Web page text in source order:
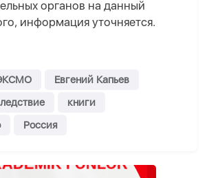
органов на данный
информация уточняется.
Евгений Капьев
книги
Россия